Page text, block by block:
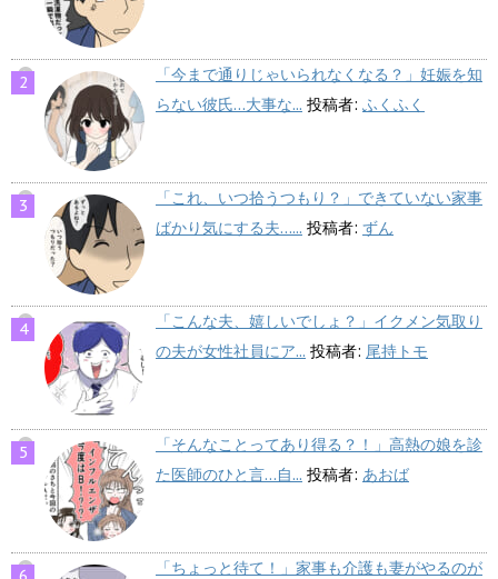
「今まで通りじゃいられなくなる？」妊娠を知
らない彼氏…大事な... 投稿者: ふくふく
「これ、いつ拾うつもり？」できていない家事
ばかり気にする夫…... 投稿者: ずん
「こんな夫、嬉しいでしょ？」イクメン気取り
の夫が女性社員にア... 投稿者: 尾持トモ
「そんなことってあり得る？！」高熱の娘を診
た医師のひと言…自... 投稿者: あおば
「ちょっと待て！」家事も介護も妻がやるのが